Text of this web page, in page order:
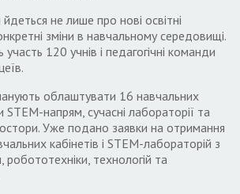
не лише про нові освітні
зміни в навчальному середовищі.
120 учнів і педагогічні команди
облаштувати 16 навчальних
STEM-напрям, сучасні лабораторії та
Уже подано заявки на отримання
кабінетів і STEM-лабораторій з
робототехніки, технологій та